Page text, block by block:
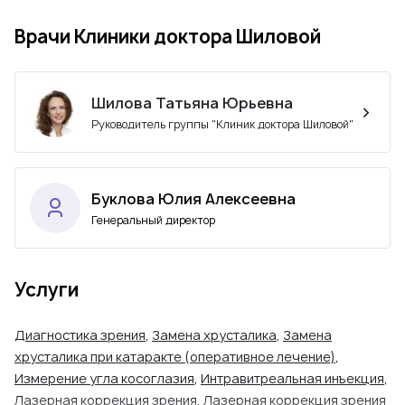
Врачи Клиники доктора Шиловой
Шилова Татьяна Юрьевна
Ру­ко­во­ди­тель груп­пы "Кли­ник док­то­ра Ши­ло­вой"
Буклова Юлия Алексеевна
Генеральный директор
Услуги
Диагностика зрения, Замена хрусталика, Замена
хрусталика при катаракте (оперативное лечение),
Измерение угла косоглазия, Интравитреальная инъекция,
Лазерная коррекция зрения, Лазерная коррекция зрения